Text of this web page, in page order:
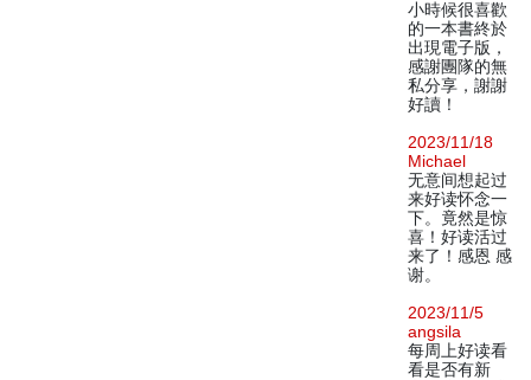
小時候很喜歡
的一本書終於
出現電子版，
感謝團隊的無
私分享，謝謝
好讀！
2023/11/18
Michael
无意间想起过
来好读怀念一
下。竟然是惊
喜！好读活过
来了！感恩 感
谢。
2023/11/5
angsila
每周上好读看
看是否有新